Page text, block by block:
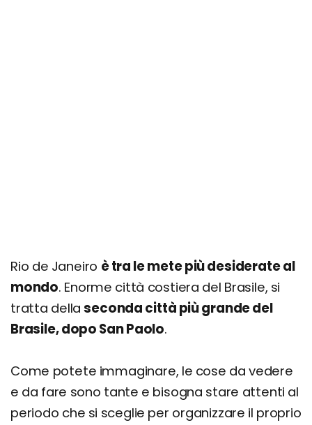
Rio de Janeiro è tra le mete più desiderate al
mondo. Enorme città costiera del Brasile, si
tratta dellaseconda città più grande del
Brasile, dopo San Paolo.
Come potete immaginare, le cose da vedere
e da fare sono tante e bisogna stare attenti al
periodo che si sceglie per organizzare il proprio